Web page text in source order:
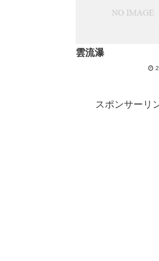
雲流瀑
スポンサーリ